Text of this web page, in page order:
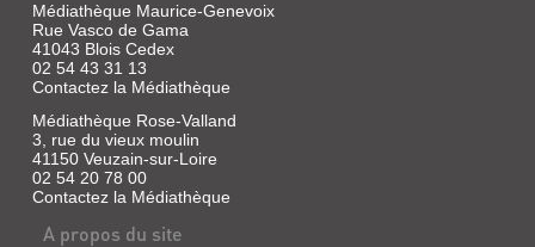
Médiathèque Maurice-Genevoix
Rue Vasco de Gama
41043 Blois Cedex
02 54 43 31 13
Contactez la Médiathèque
Médiathèque Rose-Valland
3, rue du vieux moulin
41150 Veuzain-sur-Loire
02 54 20 78 00
Contactez la Médiathèque
A propos du site